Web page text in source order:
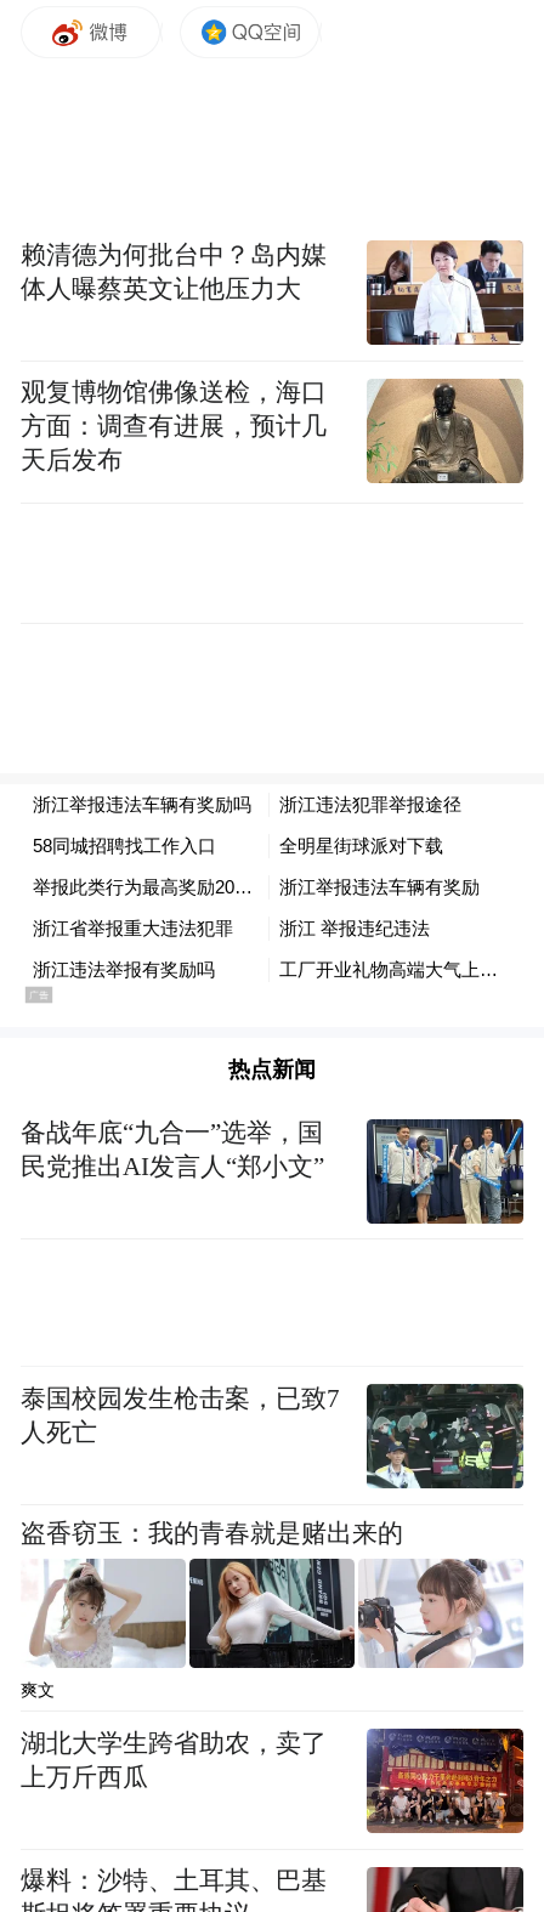
有奖？怎么举报？都有哪些要求？一起了解
安全相关法律法规规定的重大违法行为；
具有区域性、系统性风险的重大违法行为；
市场监管领域具有较大社会影响，严重危害
人民群众人身、财产安全的重大违法行为；
涉嫌犯罪移送司法机关被追究刑事责任的违
收投诉举报的互联网、电话、传真、邮寄地
址、窗口等渠道，向县级以上市场监督管理
部门举报市场监管领域重大违法行为。举报
人可以实名或者匿名举报。
奖励标准
举报奖励分为三个等级：
一级举报奖励
该等级认定标准是提供被举报方的详细违法
事实及直接证据，举报内容与违法事实完全
相符，举报事项经查证属于特别重大违法行
赖清德为何批台中？岛内媒
体人曝蔡英文让他压力大
观复博物馆佛像送检，海口
方面：调查有进展，预计几
天后发布
热点新闻
备战年底“九合一”选举，国
民党推出AI发言人“郑小文”
泰国校园发生枪击案，已致7
人死亡
盗香窃玉：我的青春就是赌出来的
爽文
湖北大学生跨省助农，卖了
上万斤西瓜
爆料：沙特、土耳其、巴基